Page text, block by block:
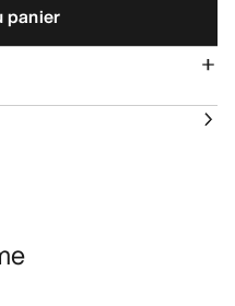
panier